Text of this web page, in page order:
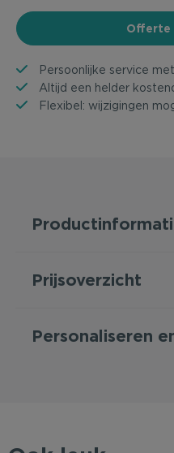
Offerte
Persoonlijke service
Altijd een helder
Flexibel: wijzigingen
Prijsoverzicht
Personaliseren